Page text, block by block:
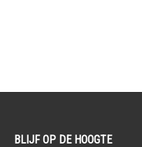
BLIJF OP DE HOOGTE